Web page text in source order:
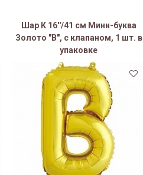
Шар К 16''/41 см Мини-буква
Золото "В", с клапаном, 1 шт. в
упаковке